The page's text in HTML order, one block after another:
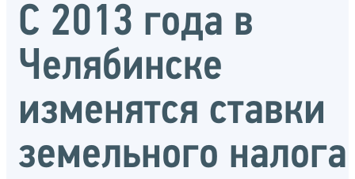
С 2013 года в
Челябинске
изменятся ставки
земельного налога